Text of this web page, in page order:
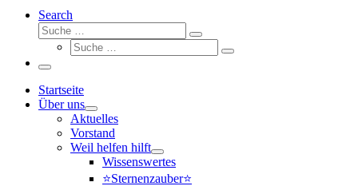
Search
Suche
Suche
Suche
Suche
Menü
Startseite
Über uns
Aktuelles
Vorstand
Weil helfen hilft
Wissenswertes
⭐Sternenzauber⭐